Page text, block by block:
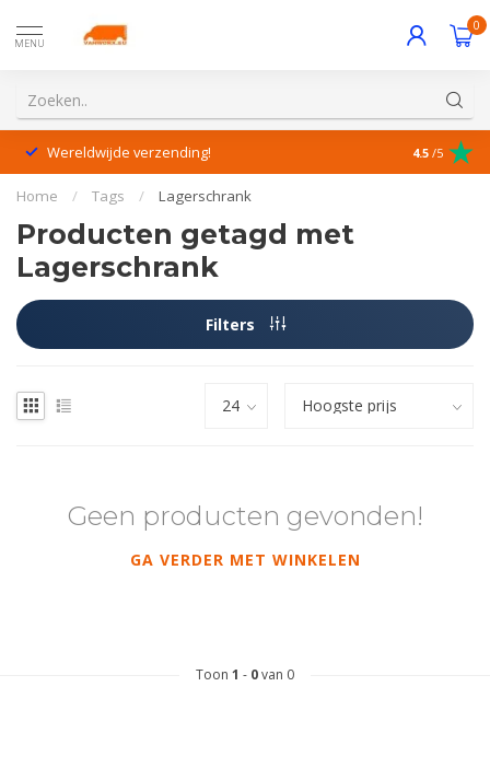
MENU
0
Wereldwijde verzending! 4.5 /5
Home / Tags / Lagerschrank
Producten getagd met
Lagerschrank
Filters
Geen producten gevonden!
GA VERDER MET WINKELEN
Toon 1 - 0van 0